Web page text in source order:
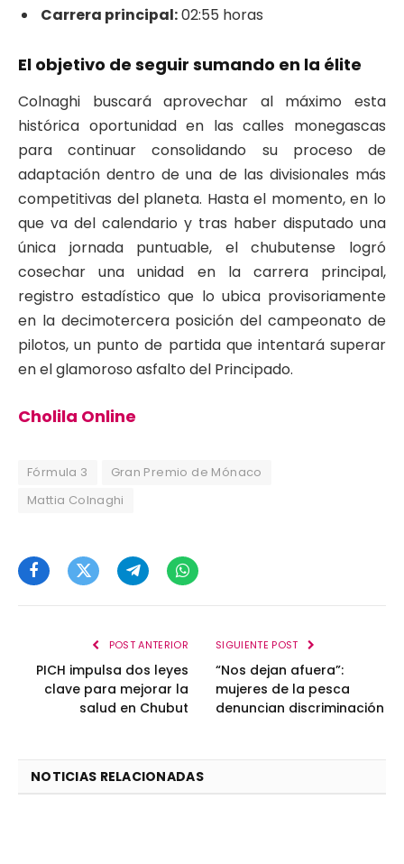
Carrera principal:02:55 horas
El objetivo de seguir sumando en la élite
Colnaghi buscará aprovechar al máximo esta
histórica oportunidad en las calles monegascas
para continuar consolidando su proceso de
adaptación dentro de una de las divisionales más
competitivas del planeta. Hasta el momento, en lo
que va del calendario y tras haber disputado una
única jornada puntuable, el chubutense logró
cosechar una unidad en la carrera principal,
registro estadístico que lo ubica provisoriamente
en la decimotercera posición del campeonato de
pilotos, un punto de partida que intentará superar
en el glamoroso asfalto del Principado.
Cholila Online
Fórmula 3
Gran Premio de Mónaco
Mattia Colnaghi
FacebookTwitterTelegramWhatsApp
POST ANTERIOR
PICH impulsa dos leyes
clave para mejorar la
salud en Chubut
SIGUIENTE POST
“Nos dejan afuera”:
mujeres de la pesca
denuncian discriminación
NOTICIAS RELACIONADAS